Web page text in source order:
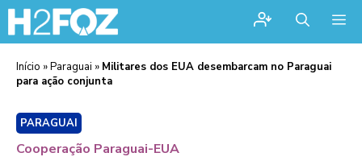
Início »Paraguai » Militares dos EUA desembarcam no Paraguai
para ação conjunta
PARAGUAI
Cooperação Paraguai-EUA